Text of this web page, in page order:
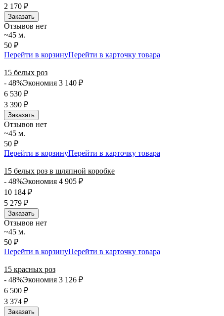
2 170 ₽
Заказать
Отзывов нет
~45 м.
50 ₽
Перейти в корзинуПерейти в карточку товара
15 белых роз
- 48%Экономия 3 140 ₽
6 530 ₽
3 390 ₽
Заказать
Отзывов нет
~45 м.
50 ₽
Перейти в корзинуПерейти в карточку товара
15 белых роз в шляпной коробке
- 48%Экономия 4 905 ₽
10 184 ₽
5 279 ₽
Заказать
Отзывов нет
~45 м.
50 ₽
Перейти в корзинуПерейти в карточку товара
15 красных роз
- 48%Экономия 3 126 ₽
6 500 ₽
3 374 ₽
Заказать